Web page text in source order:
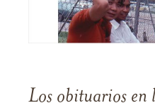
Los obituarios en